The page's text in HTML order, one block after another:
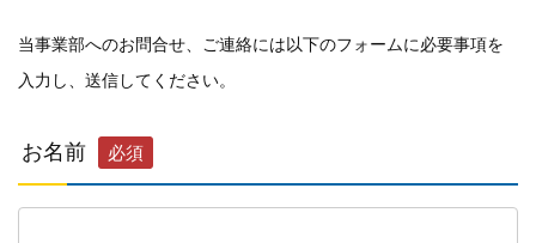
一般事業主行動計画
当事業部へのお問合せ、ご連絡には以下のフォームに必要事項を
入力し、送信してください。
お名前 必須